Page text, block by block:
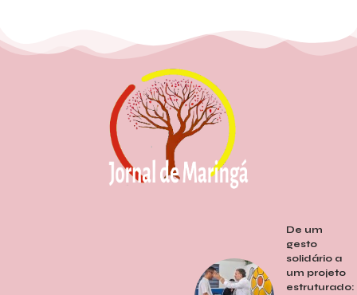
De um
gesto
solidário a
um projeto
estruturado: